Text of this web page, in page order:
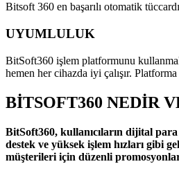
Bitsoft 360 en başarılı otomatik
UYUMLULUK
BitSoft360 işlem platformunu
hemen her cihazda iyi çalışır.
BITSOFT360 NEDIR
BitSoft360, kullanıcıların dijital
destek ve yüksek işlem hızları gibi
müşterileri için düzenli